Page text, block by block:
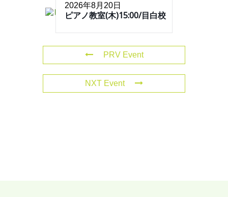
2026年8月20日
ピアノ教室(木)15:00/目白校
PRV Event
NXT Event